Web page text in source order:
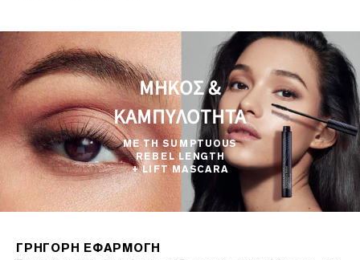
ΜΗΚΟΣ &
ΚΑΜΠΥΛΟΤΗΤΑ
ΜΕ ΤΗ SUMPTUOUS
REBEL LENGTH
+ LIFT MASCARA
ΓΡΗΓΟΡΗ ΕΦΑΡΜΟΓΗ